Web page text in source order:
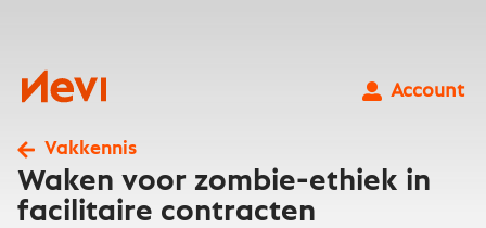
Nevi
Account
Vakkennis
Waken voor zombie-ethiek in
facilitaire contracten